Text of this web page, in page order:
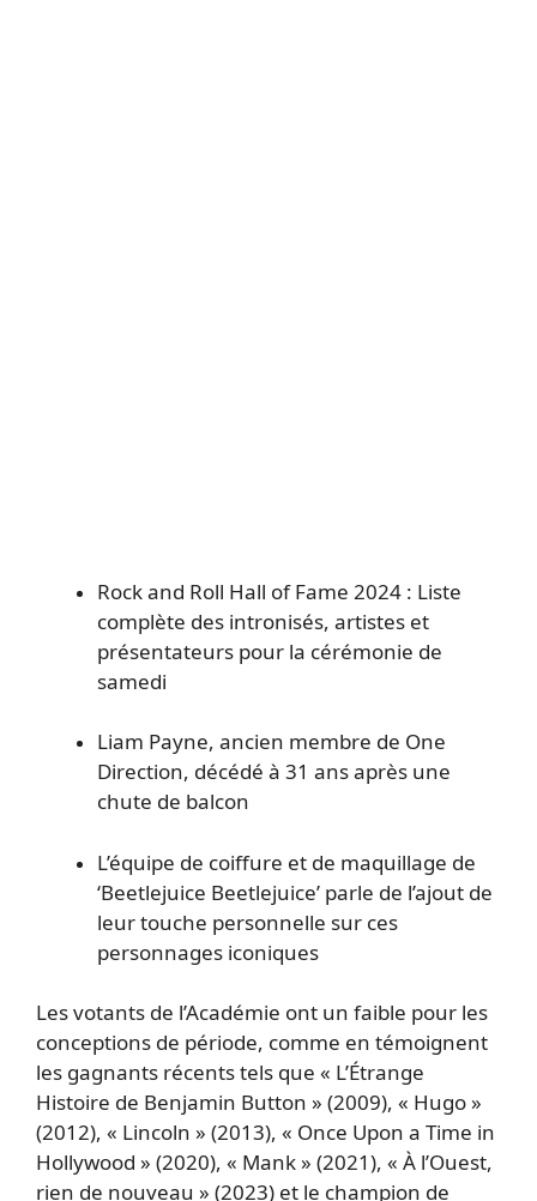
Rock and Roll Hall of Fame 2024 : Liste
complète des intronisés, artistes et
présentateurs pour la cérémonie de
samedi
Liam Payne, ancien membre de One
Direction, décédé à 31 ans après une
chute de balcon
L’équipe de coiffure et de maquillage de
‘Beetlejuice Beetlejuice’ parle de l’ajout de
leur touche personnelle sur ces
personnages iconiques
Les votants de l’Académie ont un faible pour les
conceptions de période, comme en témoignent
les gagnants récents tels que « L’Étrange
Histoire de Benjamin Button » (2009), « Hugo »
(2012), « Lincoln » (2013), « Once Upon a Time in
Hollywood » (2020), « Mank » (2021), « À l’Ouest,
rien de nouveau » (2023) et le champion de